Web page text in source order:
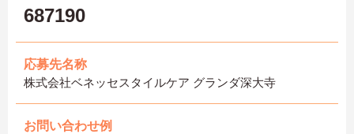
687190
応募先名称
株式会社ベネッセスタイルケア グランダ深大寺
お問い合わせ例